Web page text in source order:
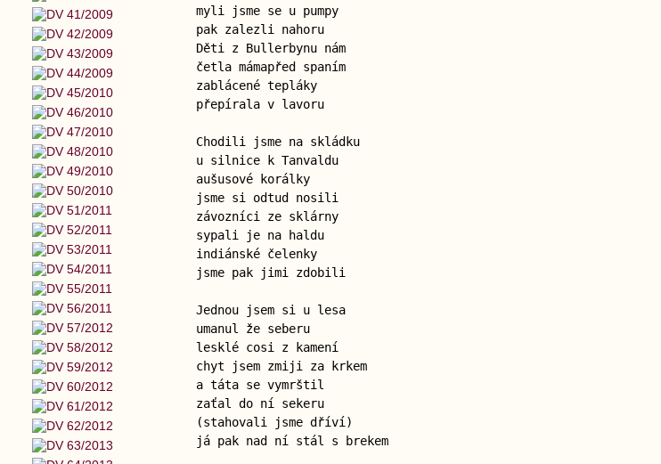
myli jsme se u pumpy
pak zalezli nahoru
Děti z Bullerbynu nám
četla mámapřed spaním
zablácené tepláky
přepírala v lavoru
Chodili jsme na skládku
u silnice k Tanvaldu
aušusové korálky
jsme si odtud nosili
závozníci ze sklárny
sypali je na haldu
indiánské čelenky
jsme pak jimi zdobili
Jednou jsem si u lesa
umanul že seberu
lesklé cosi z kamení
chyt jsem zmiji za krkem
a táta se vymrštil
zaťal do ní sekeru
(stahovali jsme dříví)
já pak nad ní stál s brekem